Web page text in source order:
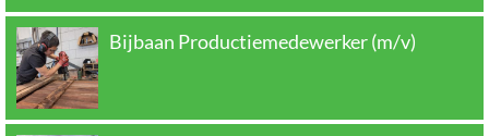
Bijbaan Productiemedewerker (m/v)